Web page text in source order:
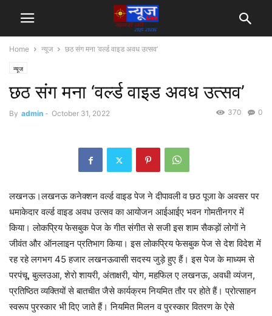
Home न्यूज छठ संग मना ‘वर्ल्ड वाइड अवध उत्सव’
न्यूज
छठ संग मना ‘वर्ल्ड वाइड अवध उत्सव’
By admin - October 31, 2022 0
370
लखनऊ।लखनऊ कनेक्शन वर्ल्ड वाइड पेज ने दीपावली व छठ पूजा के अवसर पर
धमाकेदार वर्ल्ड वाइड अवध उत्सव का आयोजन आईआईए भवन गोमतीनगर में
किया। लोकप्रिय फेसबुक पेज के गीत संगीत से सजी इस शाम सैकड़ों लोगों ने
जीवंत और ऑनलाइन प्रतिभाग किया। इस लोकप्रिय फेसबुक पेज से देश विदेश में
रह रहे लगभग 45 हजार लखनऊवासी सदस्य जुड़े हुए हैं। इस पेज के माध्यम से
परपंचू, बुल्लउआ, शेरो शायरी, अंताक्षरी, योग, महफिल ए लखनऊ, अवधी व्यंजन,
प्रतिष्ठित व्यक्तियों से बातचीत जैसे कार्यक्रम नियमित तौर पर होते हैं। प्रोत्साहन
स्वरूप पुरस्कार भी दिए जाते हैं। नियमित मिलन व पुरस्कार वितरण के ऐसे